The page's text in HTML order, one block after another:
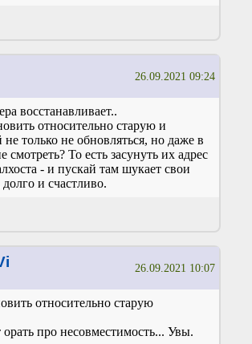
26.09.2021 09:24
восстанавливает..
относительно старую и
не только не обновляться, но даже в
смотреть? То есть засунуть их адрес
- и пускай там шукает свои
и счастливо.
26.09.2021 10:07
относительно старую
про несовместимость... Увы.